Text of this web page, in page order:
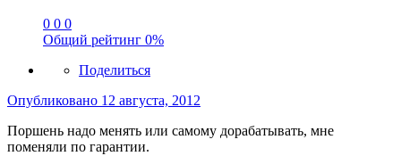
0 0 0
Общий рейтинг 0%
Поделиться
Опубликовано 12 августа, 2012
Поршень надо менять или самому дорабатывать, мне
поменяли по гарантии.